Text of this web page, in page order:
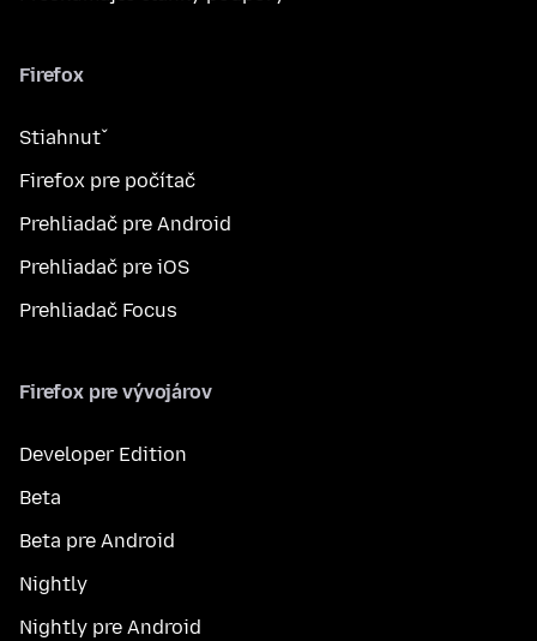
Firefox
Stiahnuť
Firefox pre počítač
Prehliadač pre Android
Prehliadač pre iOS
Prehliadač Focus
Firefox pre vývojárov
Developer Edition
Beta
Beta pre Android
Nightly
Nightly pre Android